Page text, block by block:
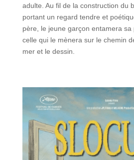
adulte. Au fil de la construction du
portant un regard tendre et
père, le jeune garçon entamera sa
celle qui le mènera sur le chemin
mer et le dessin.